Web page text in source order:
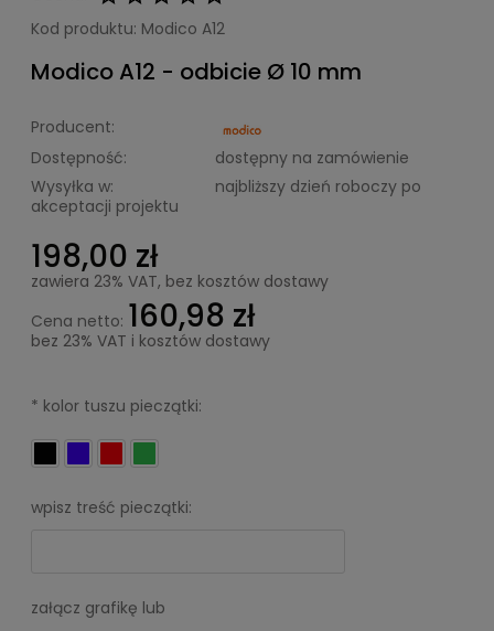
Kod produktu: Modico A12
Modico A12 - odbicie Ø 10 mm
Producent:
Dostępność:
dostępny na zamówienie
Wysyłka w:
najbliższy dzień roboczy po
akceptacji projektu
198,00 zł
zawiera 23% VAT, bez kosztów dostawy
Cena netto: 160,98 zł
bez 23% VAT i kosztów dostawy
* kolor tuszu pieczątki:
wpisz treść pieczątki:
załącz grafikę lub